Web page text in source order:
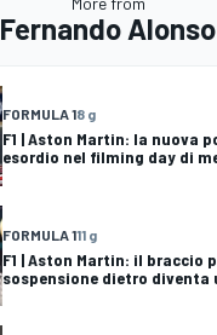
Fernando Alonso
FORMULA 18 g
F1 | Aston Martin: la nuova
esordio nel filming day di
FORMULA 111 g
F1 | Aston Martin: il braccio
sospensione dietro diventa